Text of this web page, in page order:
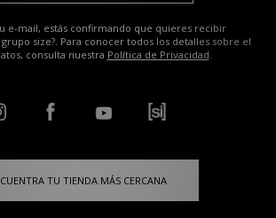
e-mail, estás confirmando que quieres recibir
size?. Para conocer todos los detalles sobre el
consulta nuestra Política de Privacidad.
TU TIENDA MÁS CERCANA